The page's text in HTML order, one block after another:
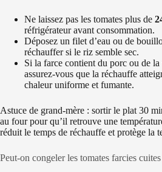
Ne laissez pas les tomates plus de
réfrigérateur avant consommation.
Déposez un filet d’eau ou de
réchauffer si le riz semble sec.
Si la farce contient du porc ou de
assurez‑vous que la réchauffe
chaleur uniforme et fumante.
Astuce de grand‑mère : sortir le plat 30
au four pour qu’il retrouve une
réduit le temps de réchauffe et protège la
Peut‑on congeler les tomates farcies